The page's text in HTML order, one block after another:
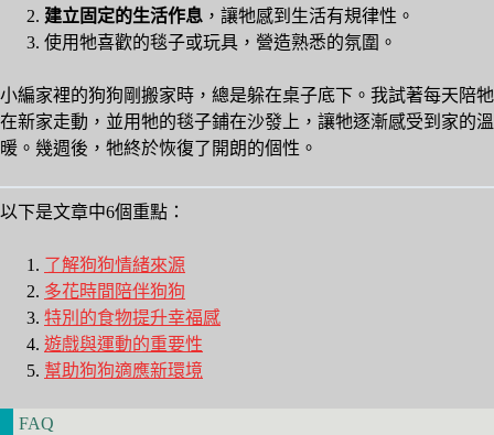
建立固定的生活作息 ，讓牠感到生活有規律性。
使用牠喜歡的毯子或玩具，營造熟悉的氛圍。
小編家裡的狗狗剛搬家時，總是躲在桌子底下。我試著每天陪牠
在新家走動，並用牠的毯子鋪在沙發上，讓牠逐漸感受到家的溫
暖。幾週後，牠終於恢復了開朗的個性。
以下是文章中6個重點：
了解狗狗情緒來源
多花時間陪伴狗狗
特別的食物提升幸福感
遊戲與運動的重要性
幫助狗狗適應新環境
FAQ